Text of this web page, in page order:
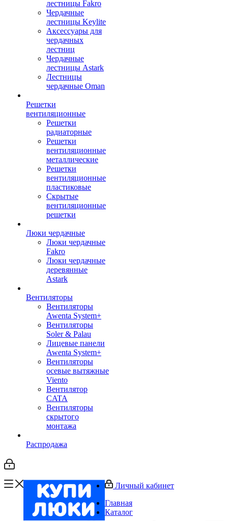
лестницы Fakro
Чердачные
лестницы Keylite
Аксессуары для
чердачных
лестниц
Чердачные
лестницы Astark
Лестницы
чердачные Oman
Решетки
вентиляционные
Решетки
радиаторные
Решетки
вентиляционные
металлические
Решетки
вентиляционные
пластиковые
Скрытые
вентиляционные
решетки
Люки чердачные
Люки чердачные
Fakro
Люки чердачные
деревянные
Astark
Вентиляторы
Вентиляторы
Awenta System+
Вентиляторы
Soler & Palau
Лицевые панели
Awenta System+
Вентиляторы
осевые вытяжные
Viento
Вентилятор
CATA
Вентиляторы
скрытого
монтажа
Распродажа
Личный кабинет
Главная
Каталог